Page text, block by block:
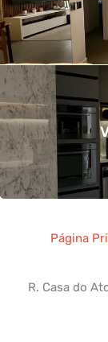
Página
R. Casa do